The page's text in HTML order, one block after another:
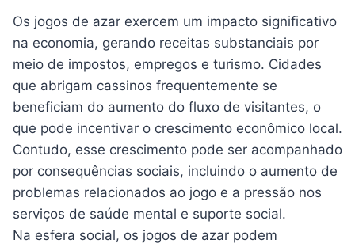
Os jogos de azar exercem um impacto significativo
na economia, gerando receitas substanciais por
meio de impostos, empregos e turismo. Cidades
que abrigam cassinos frequentemente se
beneficiam do aumento do fluxo de visitantes, o
que pode incentivar o crescimento econômico local.
Contudo, esse crescimento pode ser acompanhado
por consequências sociais, incluindo o aumento de
problemas relacionados ao jogo e a pressão nos
serviços de saúde mental e suporte social.
Na esfera social, os jogos de azar podem